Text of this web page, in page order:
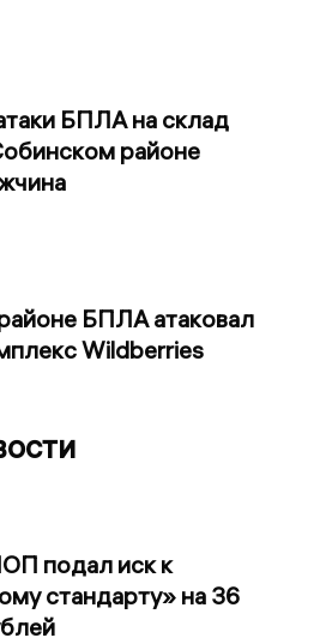
БПЛА на склад
районе
БПЛА атаковал
Wildberries
подал иск к
стандарту» на 36